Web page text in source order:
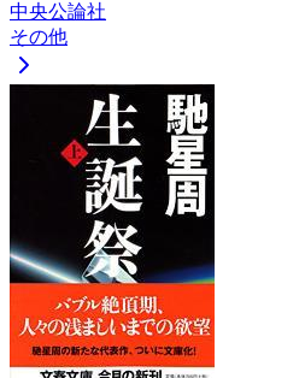
中央公論社
その他